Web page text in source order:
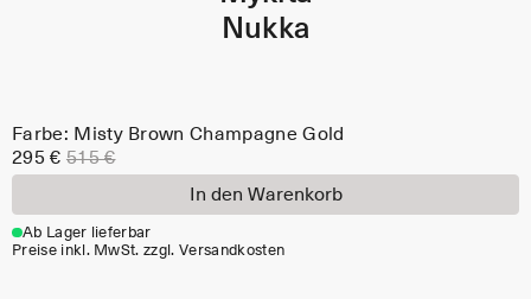
Nukka
Farbe: Misty Brown Champagne Gold
295 € 515 €
In den Warenkorb
Ab Lager lieferbar
Preise inkl. MwSt. zzgl. Versandkosten